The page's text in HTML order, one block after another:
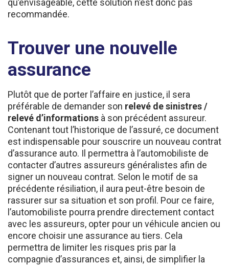
recommandée.
Trouver une nouvelle
assurance
préférable de demander sonrelevé de sinistres /
relevé d’informationsà son précédent assureur.
Contenant tout l’historique de l’assuré, ce document
est indispensable pour souscrire un nouveau contrat
d’assurance auto. Il permettra à l’automobiliste de
contacter d’autres assureurs généralistes afin de
signer un nouveau contrat. Selon le motif de sa
précédente résiliation, il aura peut-être besoin de
rassurer sur sa situation et son profil. Pour ce faire,
l’automobiliste pourra prendre directement contact
avec les assureurs, opter pour un véhicule ancien ou
encore choisir une assurance au tiers. Cela
permettra de limiter les risques pris par la
compagnie d’assurances et, ainsi, de simplifier la
souscription d‘un nouveau contrat.